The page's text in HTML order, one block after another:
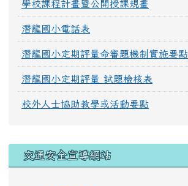
學校課程計畫暨公開授課規畫
潛龍國小電話表
潛龍國小定期評量命審題機制實施要點
潛龍國小定期評量 試題檢核表
校外人士協助教學或活動要點
交通安全宣導網站